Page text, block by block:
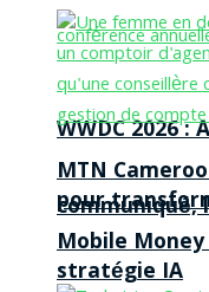
WWDC 2026 :
pour
stratégie IA
MTN
communiqué,
Mobile